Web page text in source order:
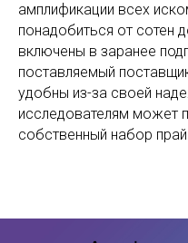
амплификации всех
понадобиться от сотен
включены в заранее
поставляемый
удобны из-за своей
исследователям может
собственный набор